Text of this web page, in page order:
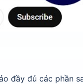
đầy đủ các phần